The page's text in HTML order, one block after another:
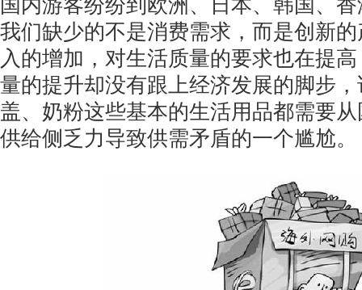
国内游客纷纷到欧洲、日本、韩国、
我们缺少的不是消费需求，而是创新
入的增加，对生活质量的要求也在提
量的提升却没有跟上经济发展的脚步
盖、奶粉这些基本的生活用品都需要
供给侧乏力导致供需矛盾的一个尴尬。